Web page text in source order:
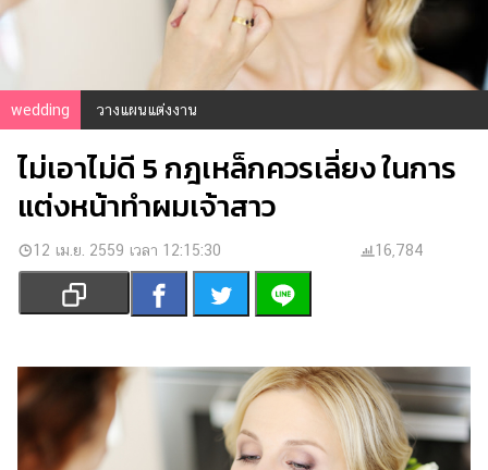
ตรวจ
หวย
ผล
บอล
สด
การ
เงิน
การ
บันเทิง
รูปภาพ
wedding วางแผนแต่งงาน
ไม่เอาไม่ดี 5 กฎเหล็กควรเลี่ยง ในการ
แต่งหน้าทำผมเจ้าสาว
12 เม.ย. 2559 เวลา 12:15:30 16,784